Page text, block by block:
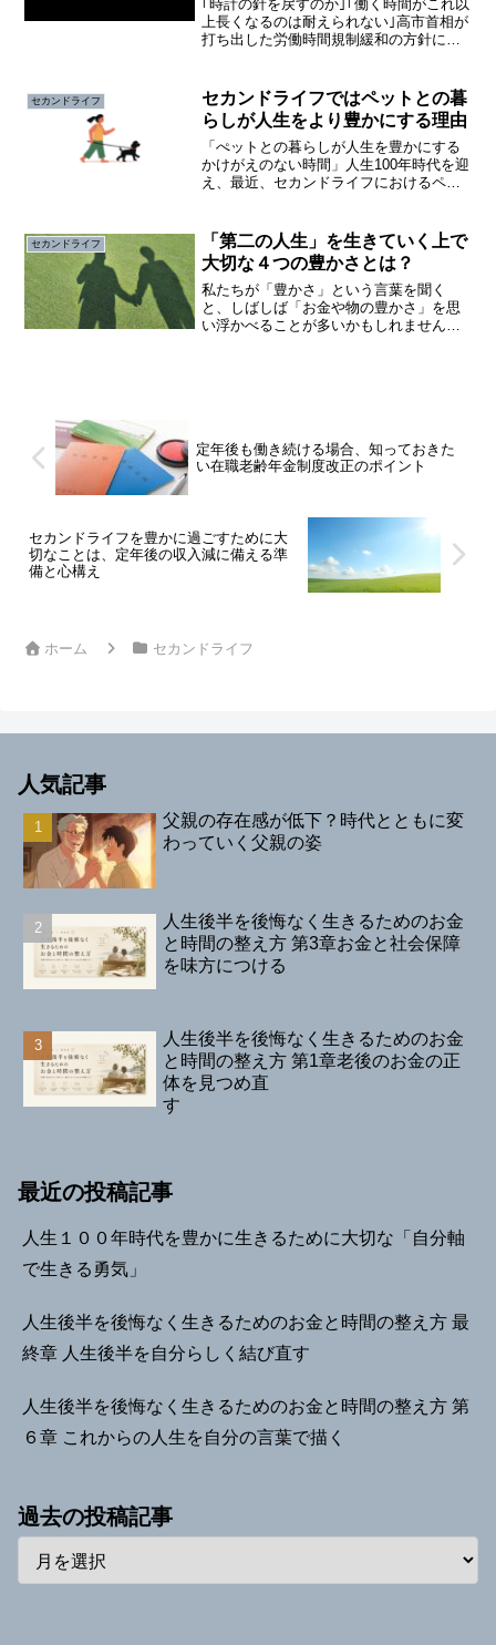
｢時計の針を戻すのか｣｢働く時間がこれ以
上長くなるのは耐えられない｣高市首相が
打ち出した労働時間規制緩和の方針に、
っては従業員を長時間働かせることで少
子高齢化による人手...
セカンドライフ
セカンドライフではペットとの暮
らしが人生をより豊かにする理由
「ぺットとの暮らしが人生を豊かにする
かけがえのない時間」人生100年時代を迎
え、最近、セカンドライフにおけるペッ
事から解放されたとき、多くの人は「こ
れからどう生きていこ...
セカンドライフ
「第二の人生」を生きていく上で
大切な４つの豊かさとは？
私たちが「豊かさ」という言葉を聞く
と、しばしば「お金や物の豊かさ」を思
い浮かべることが多いかもしれません。
定年後も働き続ける場合、知っておきた
い在職老齢年金制度改正のポイント
セカンドライフを豊かに過ごすために大
切なことは、定年後の収入減に備える準
備と心構え
ホーム セカンドライフ
人気記事
父親の存在感が低下？時代とともに変
わっていく父親の姿
人生後半を後悔なく生きるためのお金
と時間の整え方 第3章お金と社会保障
を味方につける
人生後半を後悔なく生きるためのお金
と時間の整え方 第1章老後のお金の正
体を見つめ直
す
最近の投稿記事
人生１００年時代を豊かに生きるために大切な「自分軸
で生きる勇気」
人生後半を後悔なく生きるためのお金と時間の整え方 最
終章 人生後半を自分らしく結び直す
人生後半を後悔なく生きるためのお金と時間の整え方 第
６章 これからの人生を自分の言葉で描く
過去の投稿記事